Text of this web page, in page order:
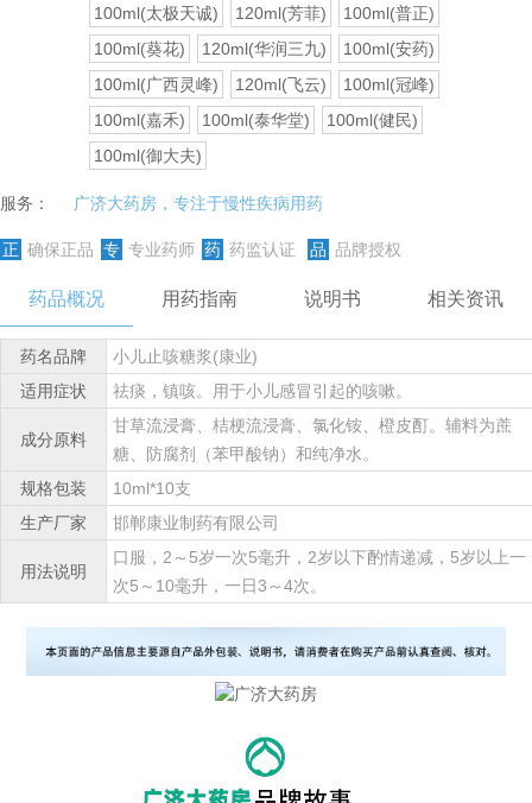
100ml(太极天诚)
120ml(芳菲)
100ml(普正)
100ml(葵花)
120ml(华润三九)
100ml(安药)
100ml(广西灵峰)
120ml(飞云)
100ml(冠峰)
100ml(嘉禾)
100ml(泰华堂)
100ml(健民)
100ml(御大夫)
服务： 广济大药房，专注于慢性疾病用药
正 确保正品 专 专业药师 药 药监认证 品 品牌授权
药品概况 用药指南 说明书 相关资讯
药名品牌
小儿止咳糖浆(康业)
适用症状
祛痰，镇咳。用于小儿感冒引起的咳嗽。
成分原料
甘草流浸膏、桔梗流浸膏、氯化铵、橙皮酊。辅料为蔗
糖、防腐剂（苯甲酸钠）和纯净水。
规格包装
10ml*10支
生产厂家
邯郸康业制药有限公司
用法说明
口服，2～5岁一次5毫升，2岁以下酌情递减，5岁以上一
次5～10毫升，一日3～4次。